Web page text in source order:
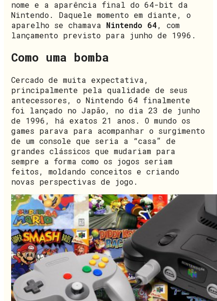
nome e a aparência final do 64-bit da
Nintendo. Daquele momento em diante, o
aparelho se chamava Nintendo 64, com
lançamento previsto para junho de 1996.
Como uma bomba
Cercado de muita expectativa,
principalmente pela qualidade de seus
antecessores, o Nintendo 64 finalmente
foi lançado no Japão, no dia 23 de junho
de 1996, há exatos 21 anos. O mundo os
games parava para acompanhar o surgimento
de um console que seria a “casa” de
grandes clássicos que mudariam para
sempre a forma como os jogos seriam
feitos, moldando conceitos e criando
novas perspectivas de jogo.